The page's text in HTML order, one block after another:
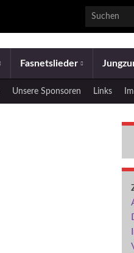
Search for:
Fasnetslieder
Unsere Sponsoren Links